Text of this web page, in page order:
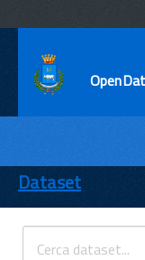
ENTI
TEMI
INFORMAZIONI
Dataset